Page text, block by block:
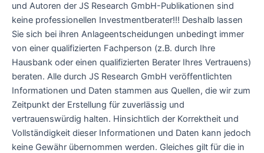
und Autoren der JS Research GmbH-Publikationen sind
keine professionellen Investmentberater!!! Deshalb lassen
Sie sich bei ihren Anlageentscheidungen unbedingt immer
von einer qualifizierten Fachperson (z.B. durch Ihre
Hausbank oder einen qualifizierten Berater Ihres Vertrauens)
beraten. Alle durch JS Research GmbH veröffentlichten
Informationen und Daten stammen aus Quellen, die wir zum
Zeitpunkt der Erstellung für zuverlässig und
vertrauenswürdig halten. Hinsichtlich der Korrektheit und
Vollständigkeit dieser Informationen und Daten kann jedoch
keine Gewähr übernommen werden. Gleiches gilt für die in